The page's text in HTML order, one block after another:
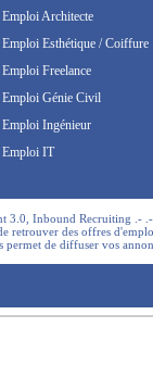
Emploi Architecte
Emploi Esthétique / Coiffure
Emploi Freelance
Emploi Génie Civil
Emploi Ingénieur
Emploi IT
3.0, Inbound Recruiting .-
retrouver des offres
permet de diffuser vos